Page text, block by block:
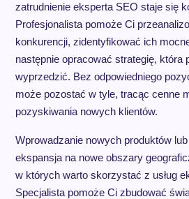
zatrudnienie eksperta SEO staje się
Profesjonalista pomoże Ci
konkurencji, zidentyfikować ich
następnie opracować strategię, która
wyprzedzić. Bez odpowiedniego
może pozostać w tyle, tracąc cenne
pozyskiwania nowych klientów.
Wprowadzanie nowych produktów
ekspansja na nowe obszary
w których warto skorzystać z usług
Specjalista pomoże Ci zbudować